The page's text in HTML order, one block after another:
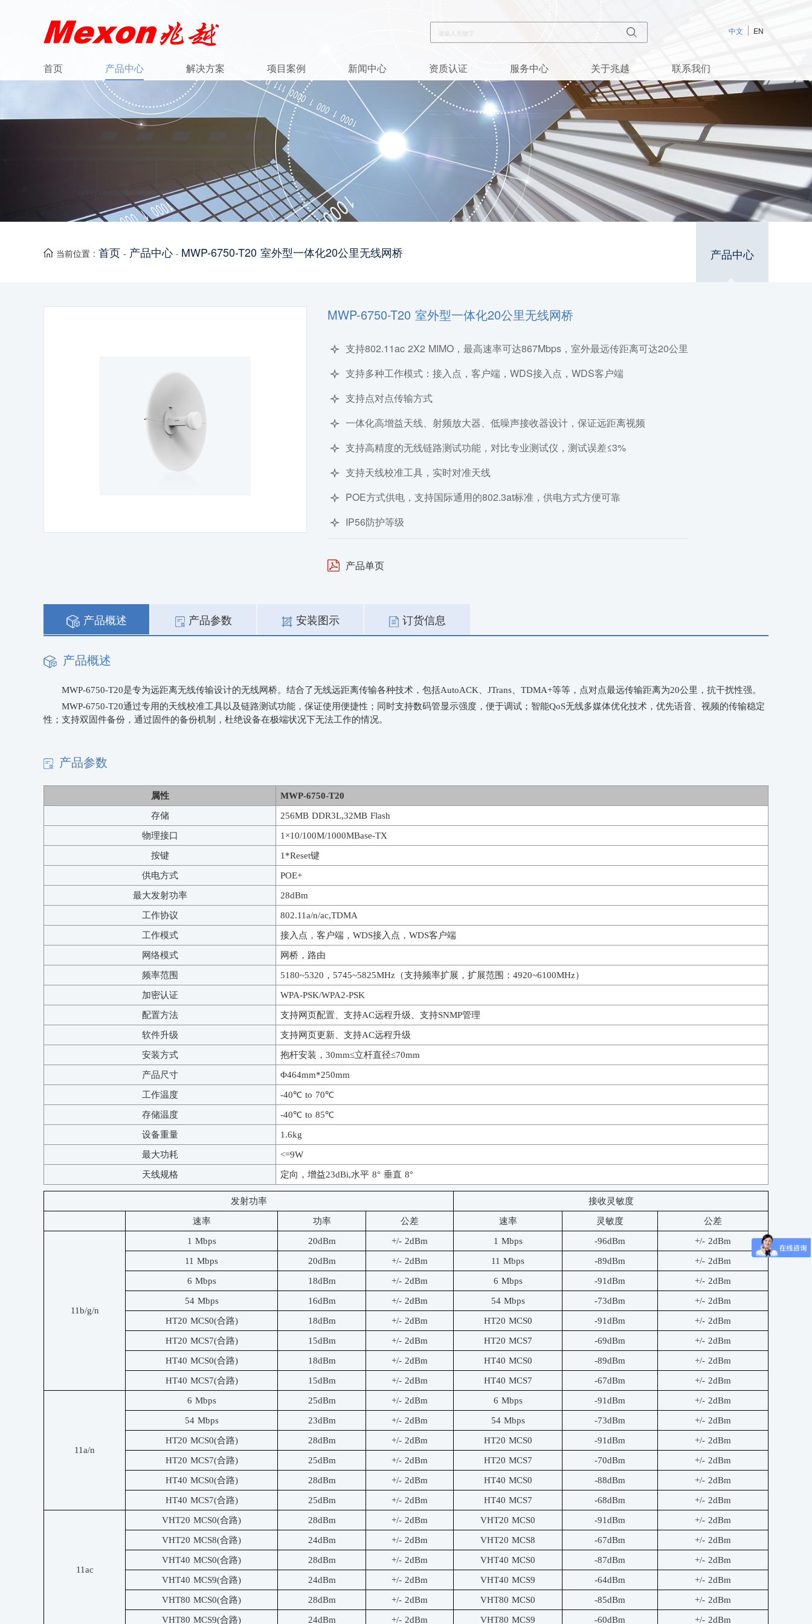
中文 EN
首页 产品中心 解决方案 项目案例 新闻中心 资质认证 服务中心 关于兆越 联系我们
当前位置 : 首页 - 产品中心 - MWP-6750-T20 室外型一体化20公里无线网桥 产品中心
MWP-6750-T20 室外型一体化20公里无线网桥
支持802.11ac 2X2 MIMO，最高速率可达867Mbps，室外最远传距离可达20公里
支持多种工作模式：接入点，客户端，WDS接入点，WDS客户端
支持点对点传输方式
一体化高增益天线、射频放大器、低噪声接收器设计，保证远距离视频
支持高精度的无线链路测试功能，对比专业测试仪，测试误差≤3%
支持天线校准工具，实时对准天线
POE方式供电，支持国际通用的802.3at标准，供电方式方便可靠
IP56防护等级
产品单页
产品概述 产品参数 安装图示 订货信息
产品概述
MWP-6750-T20是专为远距离无线传输设计的无线网桥。结合了无线远距离传输各种技术，包括AutoACK、JTrans、TDMA+等等，点对点最远传输距离为20公里，抗干扰性强。
MWP-6750-T20通过专用的天线校准工具以及链路测试功能，保证使用便捷性；同时支持数码管显示强度，便于调试；智能QoS无线多媒体优化技术，优先语音、视频的传输稳定
性；支持双固件备份，通过固件的备份机制，杜绝设备在极端状况下无法工作的情况。
产品参数
属性 MWP-6750-T20
存储 256MB DDR3L,32MB Flash
物理接口 1×10/100M/1000MBase-TX
按键 1*Reset键
供电方式 POE+
最大发射功率 28dBm
工作协议 802.11a/n/ac,TDMA
工作模式 接入点，客户端， WDS接入点，WDS客户端
网络模式 网桥，路由
频率范围 5180~5320，5745~5825MHz（支持频率扩展，扩展范围：4920~6100MHz）
加密认证 WPA-PSK/WPA2-PSK
配置方法 支持网页配置、支持AC远程升级、支持SNMP管理
软件升级 支持网页更新、支持AC远程升级
安装方式 抱杆安装 ， 30mm≤立杆直径≤70mm
产品尺寸 Φ464mm*250mm
工作温度 -40℃ to 70℃
存储温度 -40℃ to 85℃
设备重量 1.6kg
最大功耗 <=9W
天线规格 定向，增益23dBi,水平 8° 垂直 8°
发射功率 接收灵敏度
速率 功率 公差 速率 灵敏度 公差
11b/g/n
1 Mbps 20dBm +/- 2dBm 1 Mbps -96dBm +/- 2dBm
11 Mbps 20dBm +/- 2dBm 11 Mbps -89dBm +/- 2dBm
6 Mbps 18dBm +/- 2dBm 6 Mbps -91dBm +/- 2dBm
54 Mbps 16dBm +/- 2dBm 54 Mbps -73dBm +/- 2dBm
HT20 MCS0(合路) 18dBm +/- 2dBm HT20 MCS0 -91dBm +/- 2dBm
HT20 MCS7(合路) 15dBm +/- 2dBm HT20 MCS7 -69dBm +/- 2dBm
HT40 MCS0(合路) 18dBm +/- 2dBm HT40 MCS0 -89dBm +/- 2dBm
HT40 MCS7(合路) 15dBm +/- 2dBm HT40 MCS7 -67dBm +/- 2dBm
11a/n
6 Mbps 25dBm +/- 2dBm 6 Mbps -91dBm +/- 2dBm
54 Mbps 23dBm +/- 2dBm 54 Mbps -73dBm +/- 2dBm
HT20 MCS0(合路) 28dBm +/- 2dBm HT20 MCS0 -91dBm +/- 2dBm
HT20 MCS7(合路) 25dBm +/- 2dBm HT20 MCS7 -70dBm +/- 2dBm
HT40 MCS0(合路) 28dBm +/- 2dBm HT40 MCS0 -88dBm +/- 2dBm
HT40 MCS7(合路) 25dBm +/- 2dBm HT40 MCS7 -68dBm +/- 2dBm
11ac
VHT20 MCS0(合路) 28dBm +/- 2dBm VHT20 MCS0 -91dBm +/- 2dBm
VHT20 MCS8(合路) 24dBm +/- 2dBm VHT20 MCS8 -67dBm +/- 2dBm
VHT40 MCS0(合路) 28dBm +/- 2dBm VHT40 MCS0 -87dBm +/- 2dBm
VHT40 MCS9(合路) 24dBm +/- 2dBm VHT40 MCS9 -64dBm +/- 2dBm
VHT80 MCS0(合路) 28dBm +/- 2dBm VHT80 MCS0 -85dBm +/- 2dBm
VHT80 MCS9(合路) 24dBm +/- 2dBm VHT80 MCS9 -60dBm +/- 2dBm